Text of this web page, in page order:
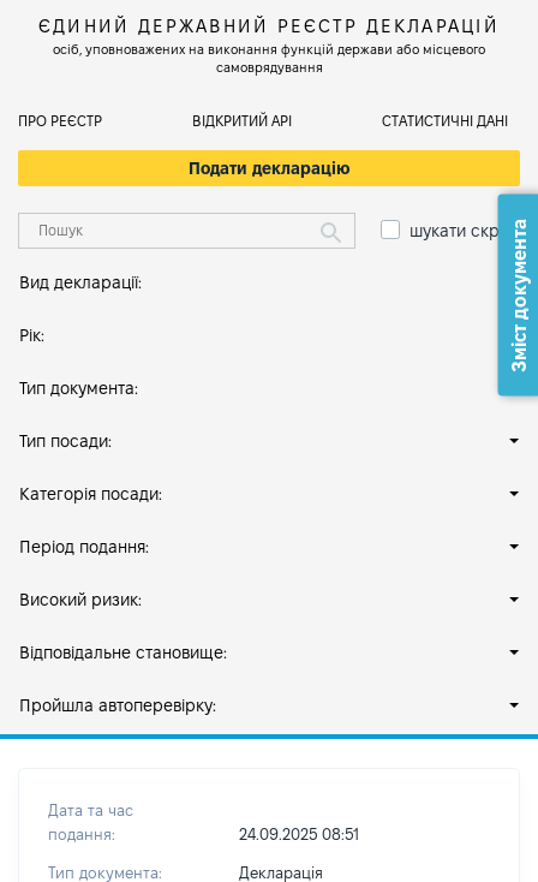
ЄДИНИЙ ДЕРЖАВНИЙ РЕЄСТР ДЕКЛАРАЦІЙ
осіб, уповноважених на виконання функцій держави або місцевого
самоврядування
ПРО РЕЄСТР ВІДКРИТИЙ АРІ СТАТИСТИЧНІ ДАНІ
Подати декларацію
шукати скрізь
Вид декларації:
Рік:
Тип документа:
Тип посади:
Категорія посади:
Період подання:
Високий ризик:
Відповідальне становище:
Пройшла автоперевірку:
Дата та час
подання:
24.09.2025 08:51
Тип документа: Декларація
Зміст документа